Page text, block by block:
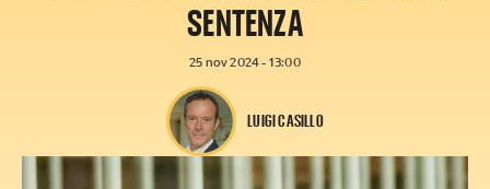
SENTENZA
25 nov 2024 - 13:00
LUIGI CASILLO